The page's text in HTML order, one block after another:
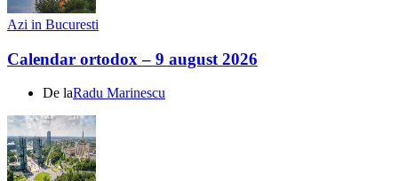
Azi in Bucuresti
Calendar ortodox – 9 august 2026
De laRadu Marinescu